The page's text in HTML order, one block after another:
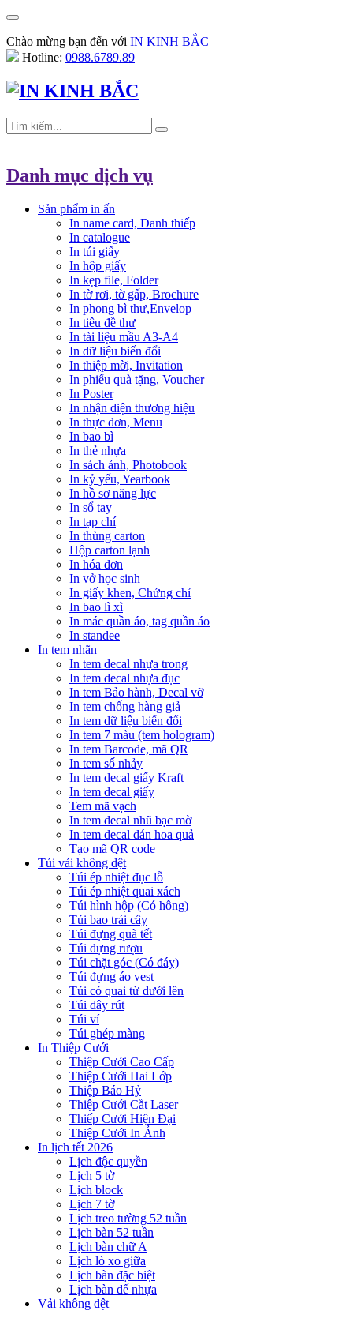
Chào mừng bạn đến với IN KINH BẮC
Hotline: 0988.6789.89
Danh mục dịch vụ
Sản phẩm in ấn
In name card, Danh thiếp
In catalogue
In túi giấy
In hộp giấy
In kẹp file, Folder
In tờ rơi, tờ gấp, Brochure
In phong bì thư,Envelop
In tiêu đề thư
In tài liệu mầu A3-A4
In dữ liệu biến đổi
In thiệp mời, Invitation
In phiếu quà tặng, Voucher
In Poster
In nhận diện thương hiệu
In thực đơn, Menu
In bao bì
In thẻ nhựa
In sách ảnh, Photobook
In kỷ yếu, Yearbook
In hồ sơ năng lực
In sổ tay
In tạp chí
In thùng carton
Hộp carton lạnh
In hóa đơn
In vở học sinh
In giấy khen, Chứng chỉ
In bao lì xì
In mác quần áo, tag quần áo
In standee
In tem nhãn
In tem decal nhựa trong
In tem decal nhựa đục
In tem Bảo hành, Decal vỡ
In tem chống hàng giả
In tem dữ liệu biến đổi
In tem 7 màu (tem hologram)
In tem Barcode, mã QR
In tem số nhảy
In tem decal giấy Kraft
In tem decal giấy
Tem mã vạch
In tem decal nhũ bạc mờ
In tem decal dán hoa quả
Tạo mã QR code
Túi vải không dệt
Túi ép nhiệt đục lỗ
Túi ép nhiệt quai xách
Túi hình hộp (Có hông)
Túi bao trái cây
Túi đựng quà tết
Túi đựng rượu
Túi chặt góc (Có đáy)
Túi đựng áo vest
Túi có quai từ dưới lên
Túi dây rút
Túi ví
Túi ghép màng
In Thiệp Cưới
Thiệp Cưới Cao Cấp
Thiệp Cưới Hai Lớp
Thiệp Báo Hỷ
Thiệp Cưới Cắt Laser
Thiếp Cưới Hiện Đại
Thiệp Cưới In Ảnh
In lịch tết 2026
Lịch độc quyền
Lịch 5 tờ
Lịch block
Lịch 7 tờ
Lịch treo tường 52 tuần
Lịch bàn 52 tuần
Lịch bàn chữ A
Lịch lò xo giữa
Lịch bàn đặc biệt
Lịch bàn đế nhựa
Vải không dệt